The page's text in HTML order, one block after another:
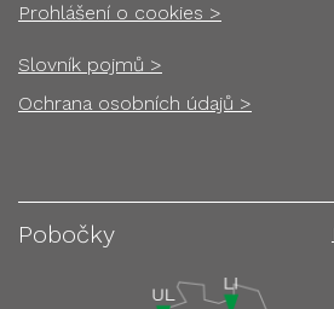
Prohlášení o cookies >
Slovník pojmů >
Ochrana osobních údajů >
Pobočky